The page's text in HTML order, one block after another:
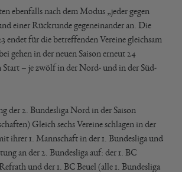
ebenfalls nach dem Modus „jeder gegen
einer Rückrunde gegeneinander an. Die
endet für die betreffenden Vereine gleichsam
gehen in der neuen Saison erneut 24
Start – je zwölf in der Nord- und in der Süd-
der 2. Bundesliga Nord in der Saison
Gleich sechs Vereine schlagen in der
ihrer 1. Mannschaft in der 1. Bundesliga und
an der 2. Bundesliga auf: der 1. BC
und der 1. BC Beuel (alle 1. Bundesliga